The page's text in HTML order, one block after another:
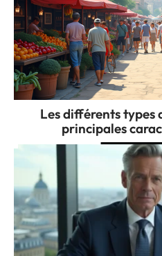
Les différents types
principales